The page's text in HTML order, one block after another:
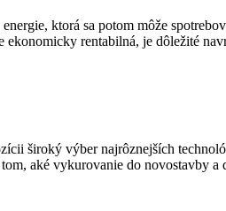
ktorá sa potom môže
ekonomicky rentabilná, je dôležité
široký výber najrôznejších
aké vykurovanie do novostavby